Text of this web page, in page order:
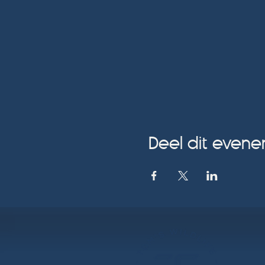
Deel dit